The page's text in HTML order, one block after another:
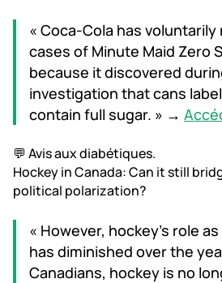
« Coca-Cola has voluntarily
cases of Minute Maid Zero
because it discovered
investigation that cans
contain full sugar. » →
💬 Avis aux diabétiques.
Hockey in Canada: Can it still
political polarization?
« However, hockey’s role
has diminished over the
Canadians, hockey is no